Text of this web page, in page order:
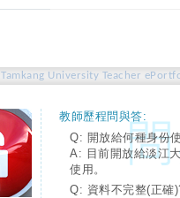
Tamkang University Teacher
教師歷程問與答:
Q: 開放給何種身份
A: 目前開放給淡江
使用。
Q: 資料不完整(正確